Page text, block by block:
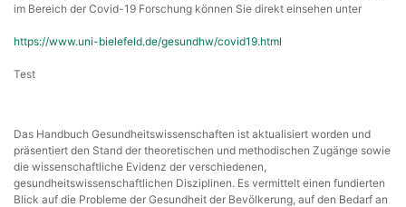
im Bereich der Covid-19 Forschung können Sie direkt einsehen unter
https://www.uni-bielefeld.de/gesundhw/covid19.html
Test
Das Handbuch Gesundheitswissenschaften ist aktualisiert worden und
präsentiert den Stand der theoretischen und methodischen Zugänge sowie
die wissenschaftliche Evidenz der verschiedenen,
gesundheitswissenschaftlichen Disziplinen. Es vermittelt einen fundierten
Blick auf die Probleme der Gesundheit der Bevölkerung, auf den Bedarf an